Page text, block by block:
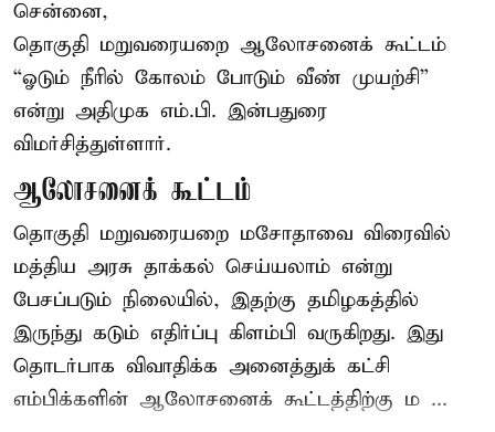
சென்னை,
தொகுதி மறுவரையறை ஆலோசனைக் கூட்டம்
“ஓடும் நீரில் கோலம் போடும் வீண் முயற்சி”
என்று அதிமுக எம்.பி. இன்பதுரை
விமர்சித்துள்ளார்.
ஆலோசனைக் கூட்டம்
தொகுதி மறுவரையறை மசோதாவை விரைவில்
மத்திய அரசு தாக்கல் செய்யலாம் என்று
பேசப்படும் நிலையில், இதற்கு தமிழகத்தில்
இருந்து கடும் எதிர்ப்பு கிளம்பி வருகிறது. இது
தொடர்பாக விவாதிக்க அனைத்துக் கட்சி
எம்பிக்களின் ஆலோசனைக் கூட்டத்திற்கு ம ...